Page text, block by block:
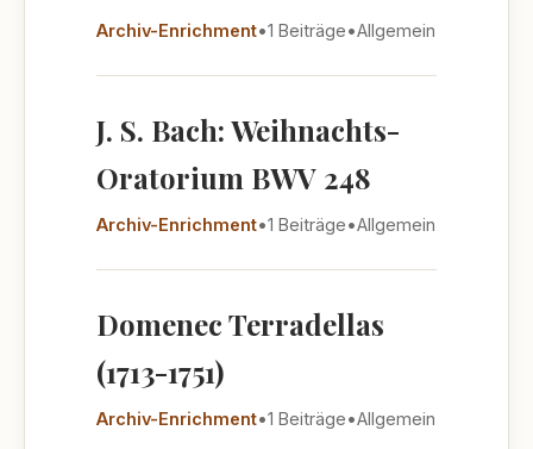
Archiv-Enrichment•1 Beiträge•Allgemein
J. S. Bach: Weihnachts-
Oratorium BWV 248
Archiv-Enrichment•1 Beiträge•Allgemein
Domenec Terradellas
(1713-1751)
Archiv-Enrichment•1 Beiträge•Allgemein